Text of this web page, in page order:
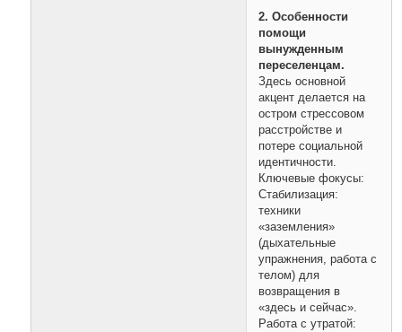
2. Особенности
помощи
вынужденным
переселенцам.
Здесь основной
акцент делается на
остром стрессовом
расстройстве и
потере социальной
идентичности.
Ключевые фокусы:
Стабилизация:
техники
«заземления»
(дыхательные
упражнения, работа с
телом) для
возвращения в
«здесь и сейчас».
Работа с утратой: